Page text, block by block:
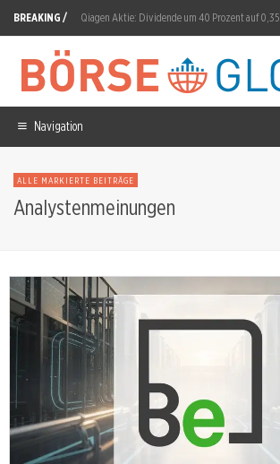
BREAKING / Qiagen Aktie: Dividende um 40 Prozent auf
Radiant Uranium: Von TSX Venture zur CSE
Siemens Healthineers Aktie: Prognose auf 3,5 bis
Cash statt Code: Warum Berkshire jetzt schlägt,
OHB Aktie: Rekordauftrag, Kursverfall
The Trade Desk Aktie: Q3-Prognose verfehlt 807
Navigation
ALLE MARKIERTE BEITRÄGE
Analystenmeinungen